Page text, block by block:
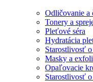
Odličovanie a
Tonery a
Pleťové séra
Hydratácia
Starostlivosť
Masky a
Opaľovacie
Starostlivosť